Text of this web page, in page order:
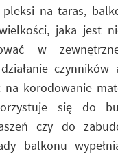
pleksi na taras,
jaka jest
w
czynników
korodowanie
się do
czy do
balkonu